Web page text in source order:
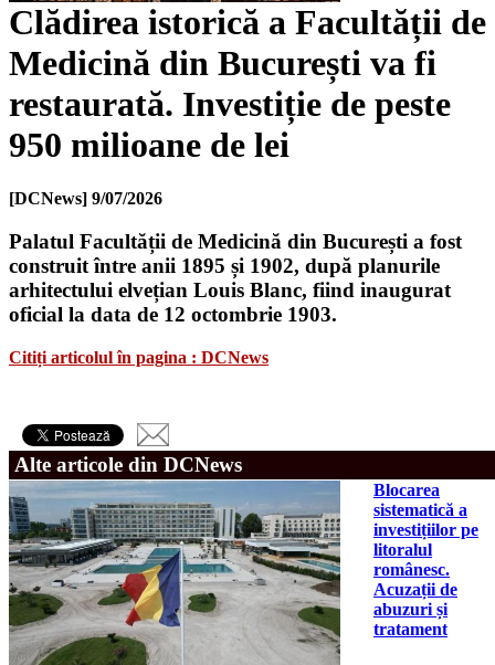
Clădirea istorică a Facultății de
Medicină din București va fi
restaurată. Investiție de peste
950 milioane de lei
[DCNews] 9/07/2026
Palatul Facultății de Medicină din București a fost
construit între anii 1895 și 1902, după planurile
arhitectului elvețian Louis Blanc, fiind inaugurat
oficial la data de 12 octombrie 1903.
Citiți articolul în pagina : DCNews
Alte articole din DCNews
Blocarea
sistematică a
investițiilor pe
litoralul
românesc.
Acuzații de
abuzuri și
tratament